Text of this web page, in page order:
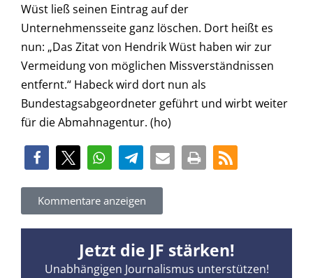
Wüst ließ seinen Eintrag auf der
Unternehmensseite ganz löschen. Dort heißt es
nun: „Das Zitat von Hendrik Wüst haben wir zur
Vermeidung von möglichen Missverständnissen
entfernt.“ Habeck wird dort nun als
Bundestagsabgeordneter geführt und wirbt weiter
für die Abmahnagentur. (ho)
Kommentare anzeigen
Jetzt die JF stärken!
Unabhängigen Journalismus unterstützen!